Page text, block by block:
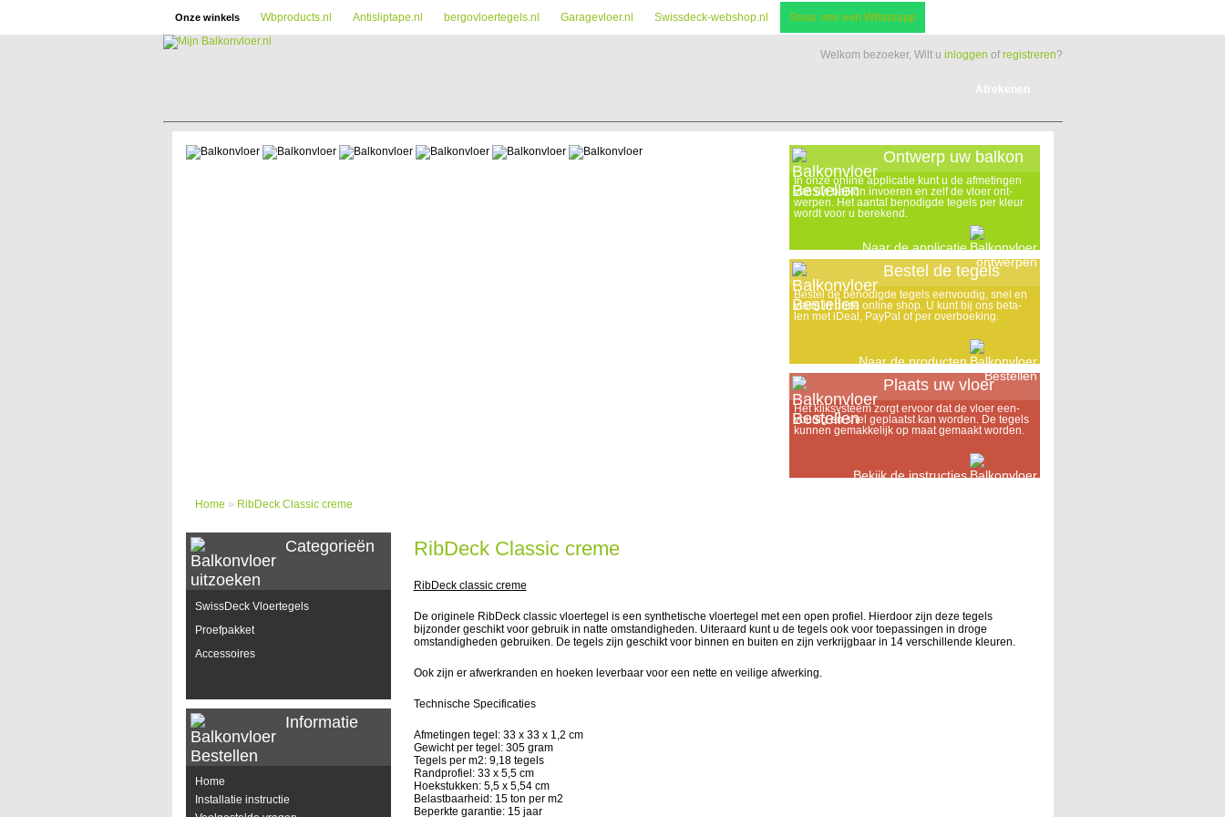
Onze winkels Wbproducts.nl Antisliptape.nl bergovloertegels.nl Garagevloer.nl Swissdeck-webshop.nl Stuur ons een Whatsapp
Welkom bezoeker, Wilt u inloggen of registreren?
Afrekenen
Ontwerp uw balkon
In onze online applicatie kunt u de afmetingen
van uw balkon invoeren en zelf de vloer ont-
werpen. Het aantal benodigde tegels per kleur
wordt voor u berekend.
Naar de applicatie
Bestel de tegels
Bestel de benodigde tegels eenvoudig, snel en
veilig in onze online shop. U kunt bij ons beta-
len met iDeal, PayPal of per overboeking.
Naar de producten
Plaats uw vloer
Het kliksysteem zorgt ervoor dat de vloer een-
voudig en snel geplaatst kan worden. De tegels
kunnen gemakkelijk op maat gemaakt worden.
Bekijk de instructies
Home » RibDeck Classic creme
Categorieën
SwissDeck Vloertegels
Proefpakket
Accessoires
Informatie
Home
Installatie instructie
RibDeck Classic creme
RibDeck classic creme
De originele RibDeck classic vloertegel is een synthetische vloertegel met een open profiel. Hierdoor zijn deze tegels
bijzonder geschikt voor gebruik in natte omstandigheden. Uiteraard kunt u de tegels ook voor toepassingen in droge
omstandigheden gebruiken. De tegels zijn geschikt voor binnen en buiten en zijn verkrijgbaar in 14 verschillende kleuren.
Ook zijn er afwerkranden en hoeken leverbaar voor een nette en veilige afwerking.
Technische Specificaties
Afmetingen tegel: 33 x 33 x 1,2 cm
Gewicht per tegel: 305 gram
Tegels per m2: 9,18 tegels
Randprofiel: 33 x 5,5 cm
Hoekstukken: 5,5 x 5,54 cm
Belastbaarheid: 15 ton per m2
Beperkte garantie: 15 jaar